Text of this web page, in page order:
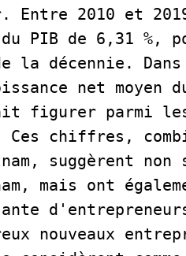
Entre 2010 et
PIB de 6,31 %,
décennie.
net moyen
figurer parmi
Ces chiffres,
suggèrent non
mais ont
nouveaux